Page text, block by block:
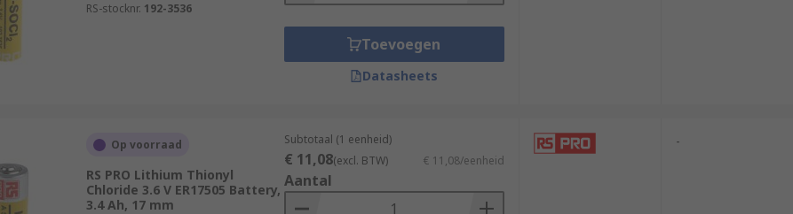
RS-stocknr. 192-3536
Toevoegen
Datasheets
Op voorraad
RS PRO Lithium Thionyl
Chloride 3.6 V ER17505 Battery,
3.4 Ah, 17 mm
Subtotaal (1 eenheid)
€ 11,08(excl. BTW) € 11,08/eenheid
Aantal
-